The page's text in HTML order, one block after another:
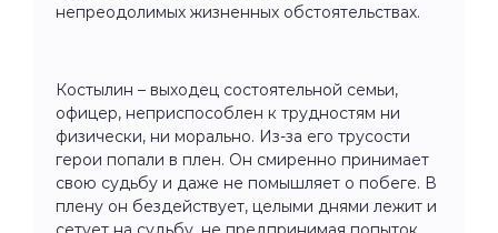
непреодолимых жизненных обстоятельствах.
Костылин – выходец состоятельной семьи,
офицер, неприспособлен к трудностям ни
физически, ни морально. Из-за его трусости
герои попали в плен. Он смиренно принимает
свою судьбу и даже не помышляет о побеге. В
плену он бездействует, целыми днями лежит и